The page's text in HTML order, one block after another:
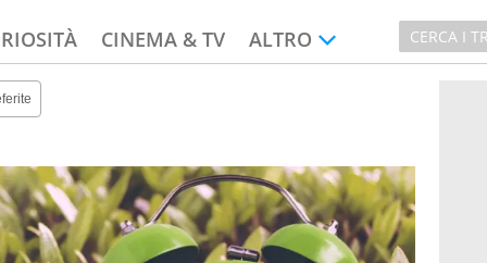
CINEMA & TV ALTRO